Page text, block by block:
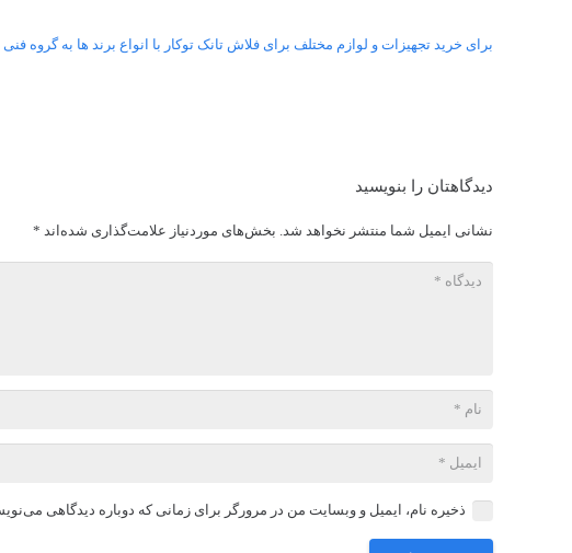
برای خرید تجهیزات و لوازم مختلف برای فلاش تانک توکار با انواع برند ها به گروه
دیدگاهتان را بنویسید
نشانی ایمیل شما منتشر نخواهد شد. بخش‌های موردنیاز علامت‌گذاری شده‌اند *
ذخیره نام، ایمیل و وبسایت من در مرورگر برای زمانی که دوباره دیدگاهی